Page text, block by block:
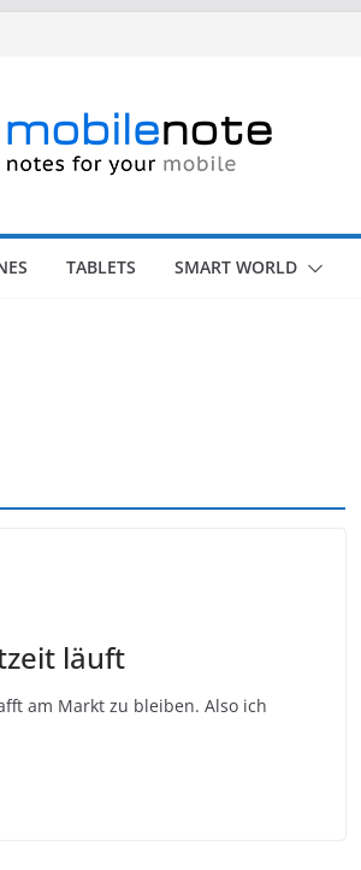
TABLETS SMART WORLD
läuft
am Markt zu bleiben. Also ich